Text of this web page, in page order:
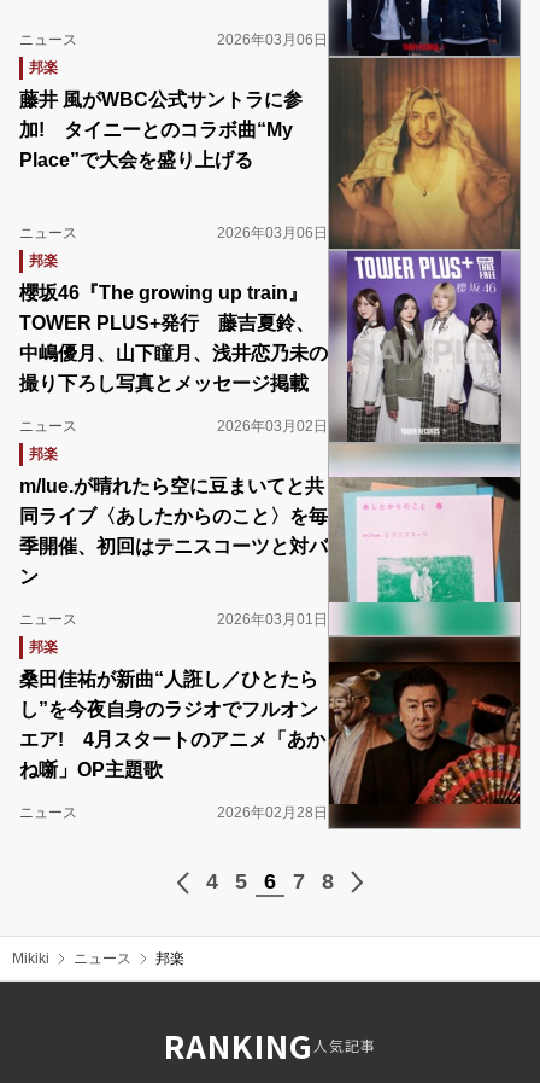
ニュース
2026年03月06日
邦楽
藤井 風がWBC公式サントラに参
加! タイニーとのコラボ曲“My
Place”で大会を盛り上げる
ニュース
2026年03月06日
邦楽
櫻坂46『The growing up train』
TOWER PLUS+発行 藤吉夏鈴、
中嶋優月、山下瞳月、浅井恋乃未の
撮り下ろし写真とメッセージ掲載
ニュース
2026年03月02日
邦楽
m/lue.が晴れたら空に豆まいてと共
同ライブ〈あしたからのこと〉を毎
季開催、初回はテニスコーツと対バ
ン
ニュース
2026年03月01日
邦楽
桑田佳祐が新曲“人誑し／ひとたら
し”を今夜自身のラジオでフルオン
エア! 4月スタートのアニメ「あか
ね噺」OP主題歌
ニュース 2026年02月28日
4 5 6 7 8
Mikiki ニュース 邦楽
RANKING人気記事